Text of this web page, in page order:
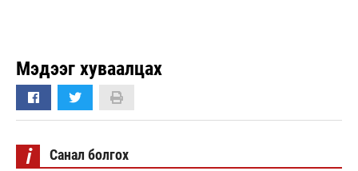
Мэдээг хуваалцах
i Санал болгох